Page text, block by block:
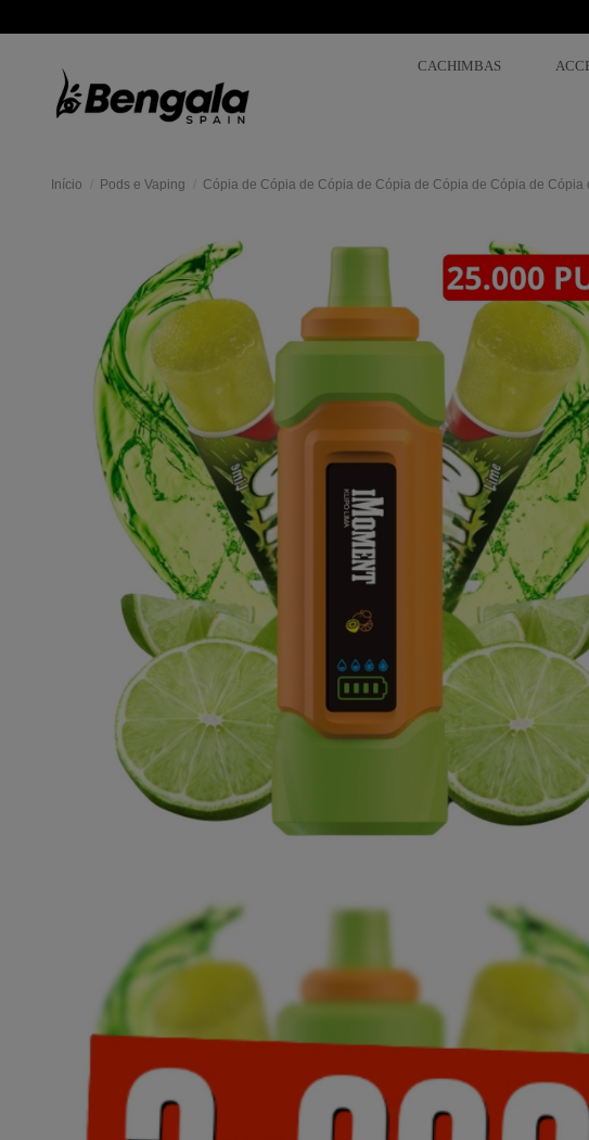
CACHIMBAS
Início Pods e Vaping Cópia de Cópia de Cópia de Cópia de Cópia de Cópia de Cópia